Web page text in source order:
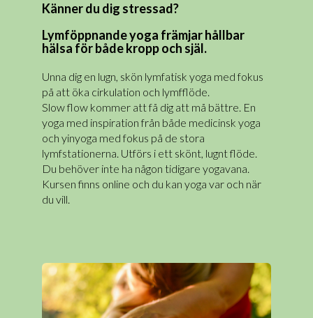
Känner du dig stressad?
Lymföppnande yoga främjar hållbar
hälsa för både kropp och själ.
Unna dig en lugn, skön lymfatisk yoga med fokus
på att öka cirkulation och lymfflöde.
Slow flow kommer att få dig att må bättre. En
yoga med inspiration från både medicinsk yoga
och yinyoga med fokus på de stora
lymfstationerna. Utförs i ett skönt, lugnt flöde.
Du behöver inte ha någon tidigare yogavana.
Kursen finns online och du kan yoga var och när
du vill.